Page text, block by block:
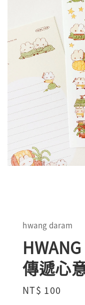
hwang daram
傳遞心
Regular
NT$ 100